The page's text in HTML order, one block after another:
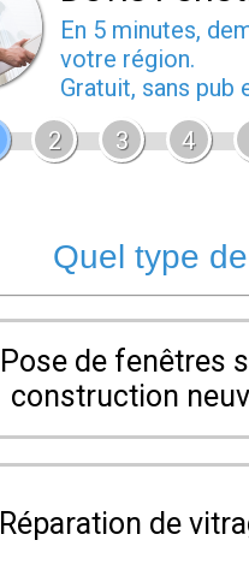
En 5 minutes,
votre région.
Gratuit, sans pub
2 3 4
Quel type
Pose de fenêtres
construction
Réparation de